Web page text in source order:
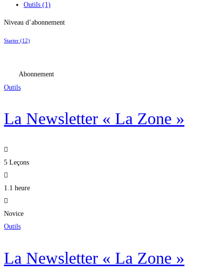
Outils (1)
Niveau d’abonnement
Starter (12)
Abonnement
Outils
La Newsletter « La Zone »
5 Leçons
1.1 heure
Novice
Outils
La Newsletter « La Zone »